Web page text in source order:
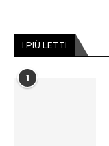
I PIÙ LETTI
1